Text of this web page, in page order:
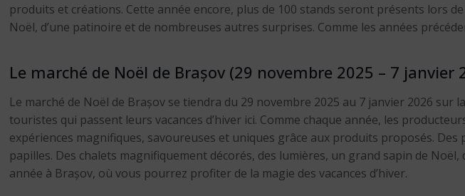
produits et créations. Cette année encore, plus de 100 stands seront présents lors
Noël, d’une patinoire et de nombreuses autres surprises. Comme les années
Le marché de Noël de Brașov (29 novembre 2025 – 7 janvier
Le marché de Noël de Brașov se tiendra du 29 novembre 2025 au 7 janvier 2026
touristes qui passent leurs vacances d’hiver ici. Comme chaque année, les
expériences magnifiques, savoureuses et uniques grâce aux produits proposés.
papilles. Des chalets magnifiquement décorés, des lumières, un grand sapin de
année à Brașov, où vous pourrez profiter de la magie des vacances d’hiver.